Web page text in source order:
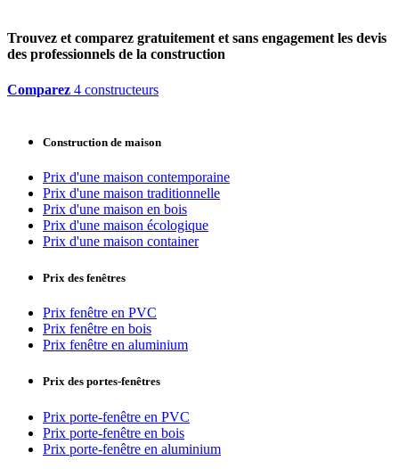
Trouvez et comparez gratuitement et sans engagement les devis
des professionnels de la construction
Comparez 4 constructeurs
Construction de maison
Prix d'une maison contemporaine
Prix d'une maison traditionnelle
Prix d'une maison en bois
Prix d'une maison écologique
Prix d'une maison container
Prix des fenêtres
Prix fenêtre en PVC
Prix fenêtre en bois
Prix fenêtre en aluminium
Prix des portes-fenêtres
Prix porte-fenêtre en PVC
Prix porte-fenêtre en bois
Prix porte-fenêtre en aluminium